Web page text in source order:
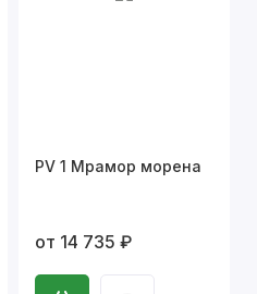
PV 1 Мрамор морена
от 14 735 ₽